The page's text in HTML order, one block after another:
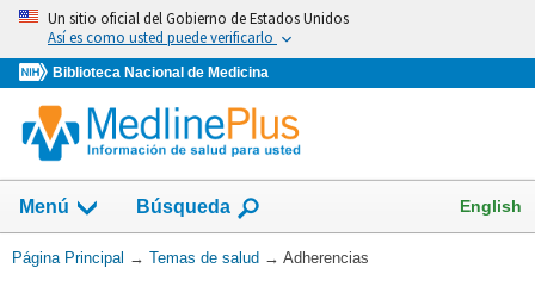
Omita
vaya
al
Contenido
Un sitio oficial del Gobierno de Estados Unidos
Así es como usted puede verificarlo
Biblioteca Nacional de Medicina
Menú
Mostrar
campo
de
Búsqueda English
Usted
Página Principal → Temas de salud → Adherencias